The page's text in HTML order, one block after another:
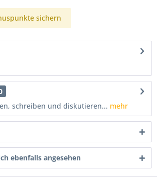
sichern
schreiben und diskutieren... mehr
ebenfalls angesehen